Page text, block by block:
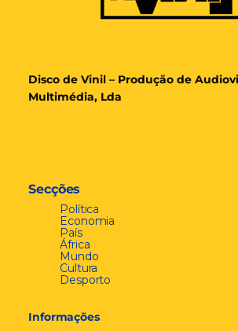
Disco de Vinil – Produção de
Multimédia, Lda
Secções
Política
Economia
País
África
Mundo
Cultura
Desporto
Informações